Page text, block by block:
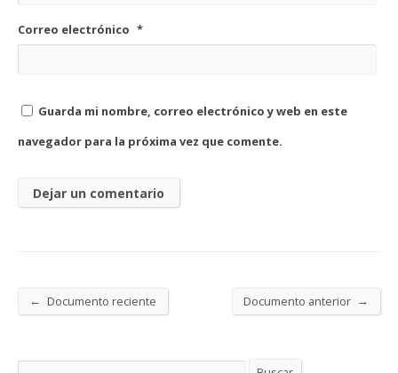
Correo electrónico *
Guarda mi nombre, correo electrónico y web en este
navegador para la próxima vez que comente.
← Documento reciente Documento anterior →
Buscar